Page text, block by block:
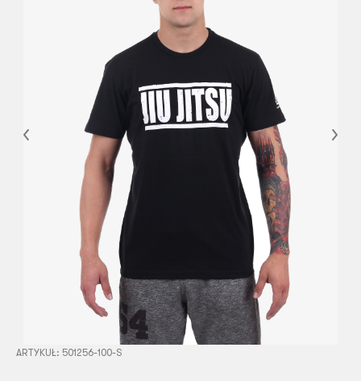
Previous
ARTYKUŁ: 501256-100-S